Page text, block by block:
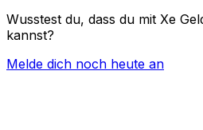
Wusstest du, dass du mit Xe
kannst?
Melde dich noch heute an